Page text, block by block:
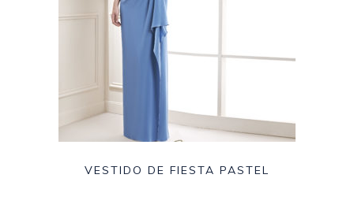
VESTIDO DE FIESTA PASTEL